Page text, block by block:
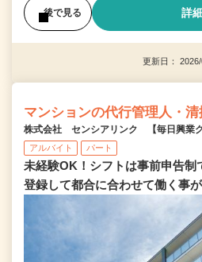
後で見る 詳
更新日：
マンションの代行管理人・
株式会社 センシアリンク 【毎日興業グ
アルバイト パート
未経験OK！シフトは事前申告制
登録して都合に合わせて働く事